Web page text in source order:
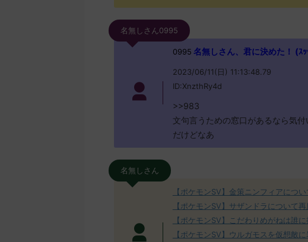
名無しさん0995
0995 名無しさん、君に決めた！ (ｽ
2023/06/11(日) 11:13:48.79
ID:XnzthRy4d
>>983
文句言うための窓口があるなら気
だけどなあ
名無しさん
【ポケモンSV】金策ニンフィアについ
【ポケモンSV】サザンドラについて再
【ポケモンSV】こだわりめがねは誰
【ポケモンSV】ウルガモスを仮想敵